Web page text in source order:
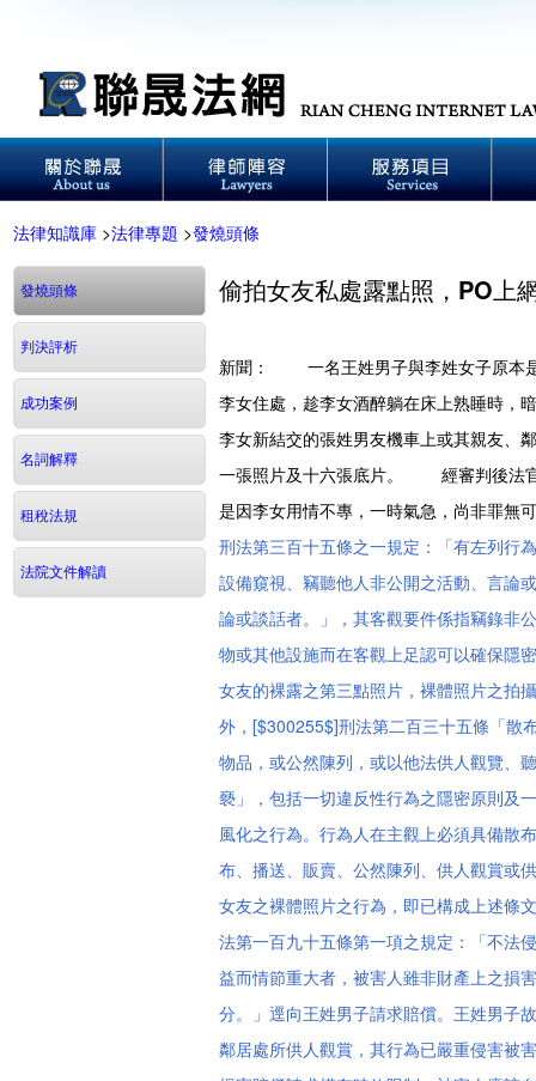
法律知識庫 >法律專題 >發燒頭條
發燒頭條
判決評析
成功案例
名詞解釋
租稅法規
法院文件解讀
偷拍女友私處露點照，PO上
新聞： 一名王姓男子與李姓女子原本是
李女住處，趁李女酒醉躺在床上熟睡時，
李女新結交的張姓男友機車上或其親友、
一張照片及十六張底片。 經審判後法官
是因李女用情不專，一時氣急，尚非罪無
刑法第三百十五條之一規定：「有左列行
設備窺視、竊聽他人非公開之活動、言論
論或談話者。」，其客觀要件係指竊錄非
物或其他設施而在客觀上足認可以確保隱
女友的裸露之第三點照片，裸體照片之
外，[$300255$]刑法第二百三十五條「散
物品，或公然陳列，或以他法供人觀覽、
褻」，包括一切違反性行為之隱密原則及
風化之行為。行為人在主觀上必須具備散
布、播送、販賣、公然陳列、供人觀賞或
女友之裸體照片之行為，即已構成上述
法第一百九十五條第一項之規定：「不法
益而情節重大者，被害人雖非財產上之損
分。」逕向王姓男子請求賠償。王姓男子
鄰居處所供人觀賞，其行為已嚴重侵害被